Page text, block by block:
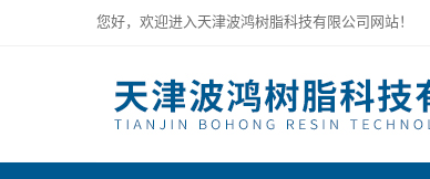
您好，欢迎进入天津波鸿树脂科技有限公司网站！